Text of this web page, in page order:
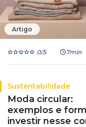
Artigo
0/5 7min
Sustentabilidade
Moda circular:
exemplos e
investir nesse